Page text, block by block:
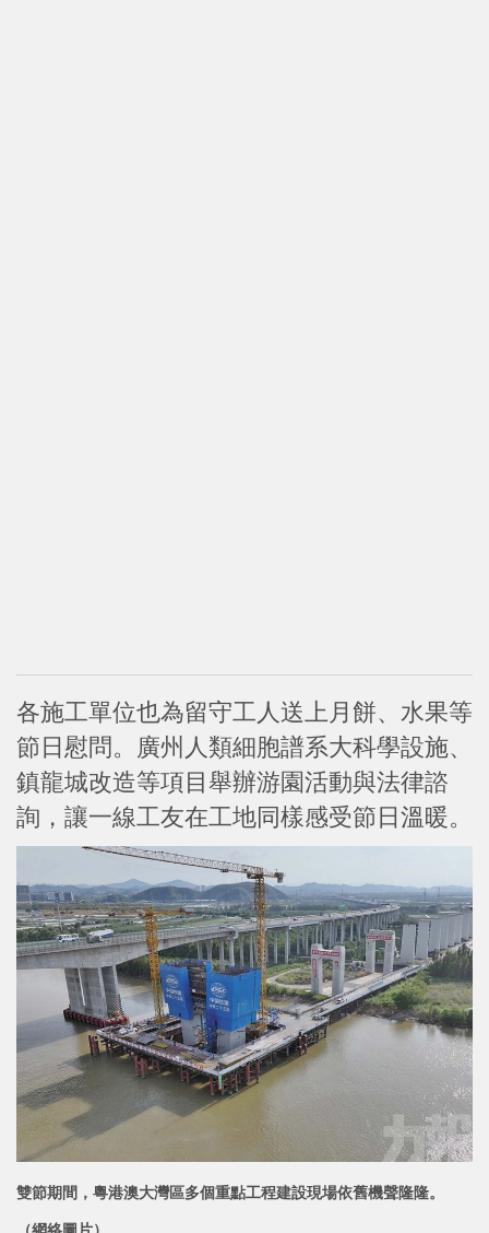
各施工單位也為留守工人送上月餅、水果等
節日慰問。廣州人類細胞譜系大科學設施、
鎮龍城改造等項目舉辦游園活動與法律諮
詢，讓一線工友在工地同樣感受節日溫暖。
雙節期間，粵港澳大灣區多個重點工程建設現場依舊機聲隆隆。